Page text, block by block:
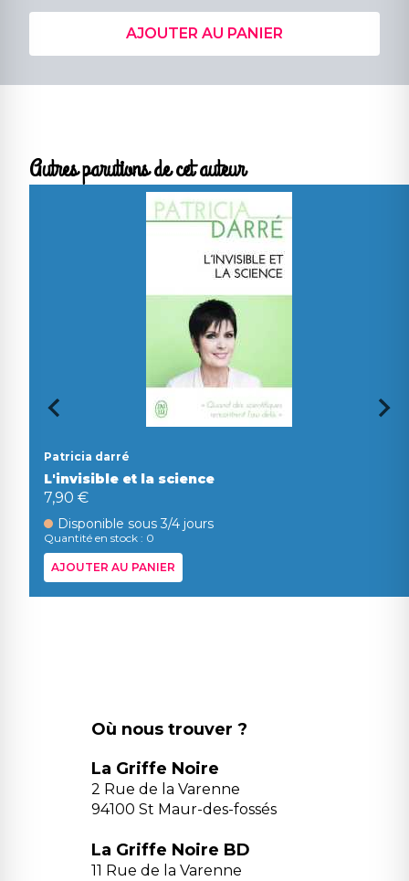
AJOUTER AU PANIER
Autres parutions de cet auteur
Patricia darré
L'invisible et la science
7,90 €
Disponible sous 3/4 jours
Quantité en stock : 0
AJOUTER AU PANIER
Où nous trouver ?
La Griffe Noire
2 Rue de la Varenne
94100 St Maur-des-fossés
La Griffe Noire BD
11 Rue de la Varenne